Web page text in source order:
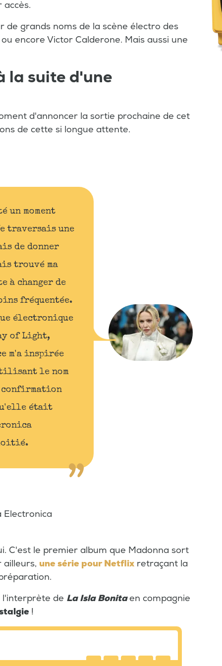
grands noms de la scène électro des
encore Victor Calderone. Mais aussi une
la suite d'une
d'annoncer la sortie prochaine de cet
de cette si longue attente.
un moment
traversais une
de donner
trouvé ma
changer de
fréquentée.
électronique
of Light,
m'a inspirée
le nom
confirmation
était
Electronica
C'est le premier album que Madonna sort
ailleurs, une série pour Netflix retraçant la
l'interprète de La Isla Bonitaen compagnie
!